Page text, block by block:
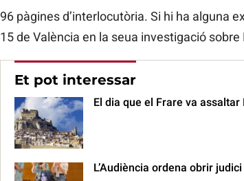
96 pàgines d’interlocutòria. Si hi ha alguna
15 de València en la seua investigació
Et pot interessar
El dia que el Frare va
L’Audiència ordena obrir